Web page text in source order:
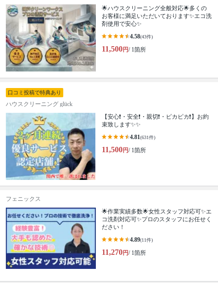
🌟ハウスクリーニング全般対応🌟多くの
お客様に満足いただいております✨エコ洗
剤使用で安心✨
4.58(43件)
11,500円/ 1箇所
口コミ投稿で特典あり
ハウスクリーニング glück
【安心❗️・安全❗️・親切❗️・ピカピカ❗️】お約
束致します✨✨
4.81(631件)
11,500円/ 1箇所
フェニックス
🌟作業実績多数🌟女性スタッフ対応可✨エ
コ洗剤対応可✨プロのスタッフにお任せく
ださい！
4.89(11件)
11,270円/ 1箇所